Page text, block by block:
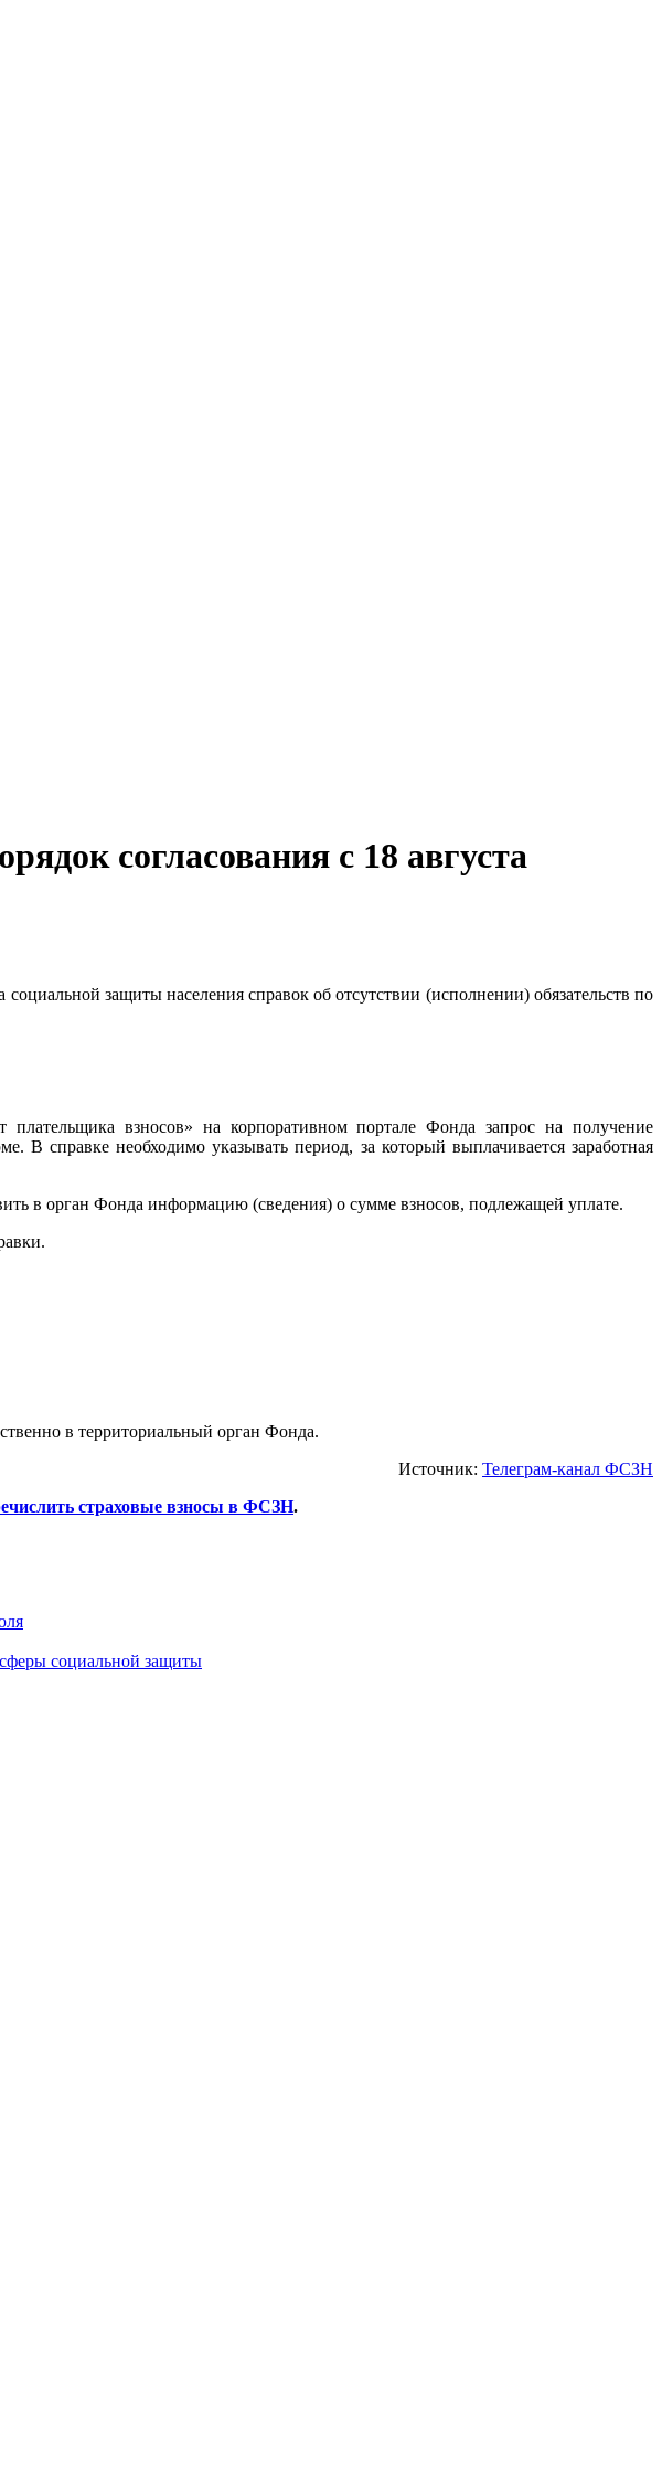
согласования с 18 августа
защиты населения справок об отсутствии (исполнении) обязательств по
взносов» на корпоративном портале Фонда запрос на получение
В справке необходимо указывать период, за который выплачивается заработная
в орган Фонда информацию (сведения) о сумме взносов, подлежащей уплате.
в территориальный орган Фонда.
Источник: Телеграм-канал ФСЗН
страховые взносы в ФСЗН.
социальной защиты